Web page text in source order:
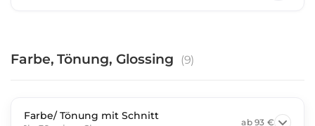
Farbe, Tönung, Glossing (9)
Farbe/ Tönung mit Schnitt ab93 €